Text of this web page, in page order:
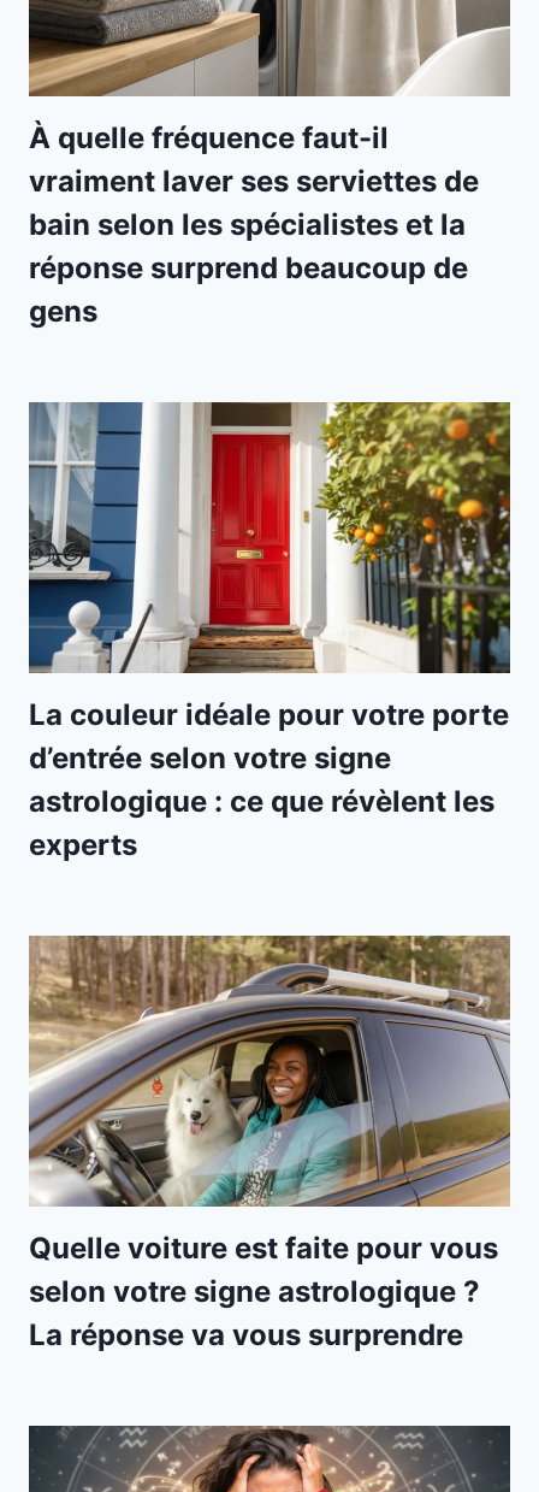
À quelle fréquence faut-il
vraiment laver ses serviettes de
bain selon les spécialistes et la
réponse surprend beaucoup de
gens
La couleur idéale pour votre porte
d’entrée selon votre signe
astrologique : ce que révèlent les
experts
Quelle voiture est faite pour vous
selon votre signe astrologique ?
La réponse va vous surprendre